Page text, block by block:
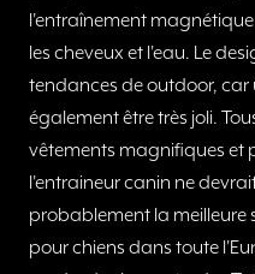
l'entraînement
les cheveux et l'eau. Le
tendances de outdoor,
également être très joli.
vêtements magnifiques et
l'entraineur canin ne
probablement la meilleure
pour chiens dans toute